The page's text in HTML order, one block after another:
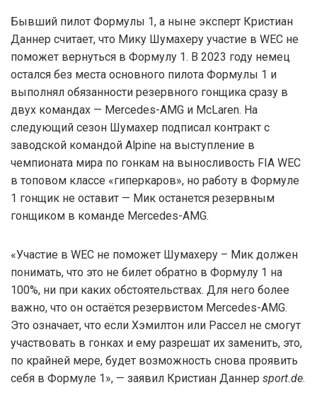
Бывший пилот Формулы 1, а ныне эксперт Кристиан
Даннер считает, что Мику Шумахеру участие в WEC не
поможет вернуться в Формулу 1. В 2023 году немец
остался без места основного пилота Формулы 1 и
выполнял обязанности резервного гонщика сразу в
двух командах — Mercedes-AMG и McLaren. На
следующий сезон Шумахер подписал контракт с
заводской командой Alpine на выступление в
чемпионата мира по гонкам на выносливость FIA WEC
в топовом классе «гиперкаров», но работу в Формуле
1 гонщик не оставит — Мик останется резервным
гонщиком в команде Mercedes-AMG.
«Участие в WEC не поможет Шумахеру – Мик должен
понимать, что это не билет обратно в Формулу 1 на
100%, ни при каких обстоятельствах. Для него более
важно, что он остаётся резервистом Mercedes-AMG.
Это означает, что если Хэмилтон или Рассел не смогут
участвовать в гонках и ему разрешат их заменить, это,
по крайней мере, будет возможность снова проявить
себя в Формуле 1», — заявил Кристиан Даннер sport.de.